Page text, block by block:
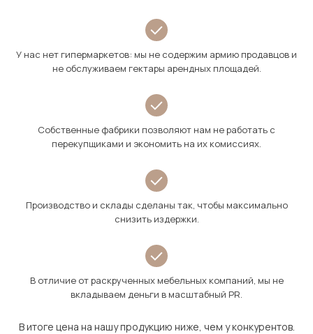
У нас нет гипермаркетов: мы не содержим армию продавцов и
не обслуживаем гектары арендных площадей.
Собственные фабрики позволяют нам не работать с
перекупщиками и экономить на их комиссиях.
Производство и склады сделаны так, чтобы максимально
снизить издержки.
В отличие от раскрученных мебельных компаний, мы не
вкладываем деньги в масштабный PR.
В итоге цена на нашу продукцию ниже, чем у конкурентов.